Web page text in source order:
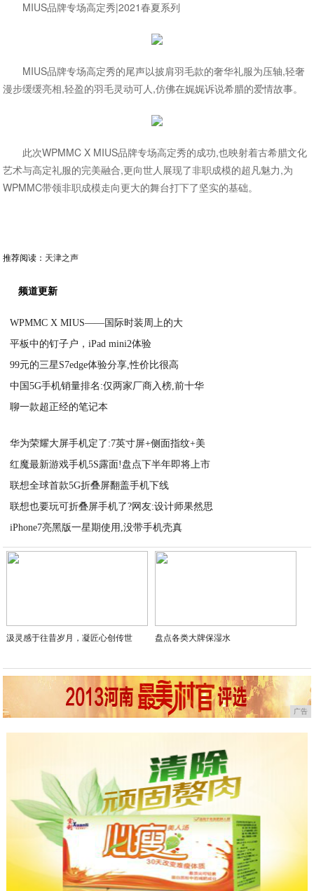
MIUS品牌专场高定秀|2021春夏系列
MIUS品牌专场高定秀的尾声以披肩羽毛款的奢华礼服为压轴,轻奢
漫步缓缓亮相,轻盈的羽毛灵动可人,仿佛在娓娓诉说希腊的爱情故事。
此次WPMMC X MIUS品牌专场高定秀的成功,也映射着古希腊文化
艺术与高定礼服的完美融合,更向世人展现了非职成模的超凡魅力,为
WPMMC带领非职成模走向更大的舞台打下了坚实的基础。
推荐阅读： 天津之声
频道更新
WPMMC X MIUS——国际时装周上的大
平板中的钉子户，iPad mini2体验
99元的三星S7edge体验分享,性价比很高
中国5G手机销量排名:仅两家厂商入榜,前十华
聊一款超正经的笔记本
华为荣耀大屏手机定了:7英寸屏+侧面指纹+美
红魔最新游戏手机5S露面!盘点下半年即将上市
联想全球首款5G折叠屏翻盖手机下线
联想也要玩可折叠屏手机了?网友:设计师果然思
iPhone7亮黑版一星期使用,没带手机壳真
2020-11-02
汲灵感于往昔岁月，凝匠心创传世 盘点各类大牌保湿水
广告